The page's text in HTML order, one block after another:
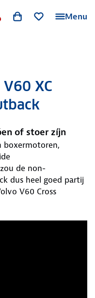
Menu
XC
of stoer zíjn
boxermotoren,
de non-
dus heel goed partij
V60 Cross